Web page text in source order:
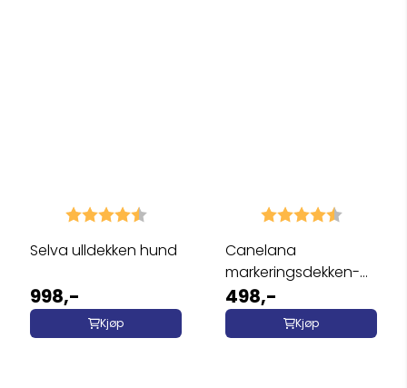
Karakter: 4.9 av 5 mulige
Selva ulldekken hund
998,-
Kjøp
Karakter: 4.9 av 5
Canelana
markeringsdekken-
treningsvest hund:
hund ...
498,-
Kjøp